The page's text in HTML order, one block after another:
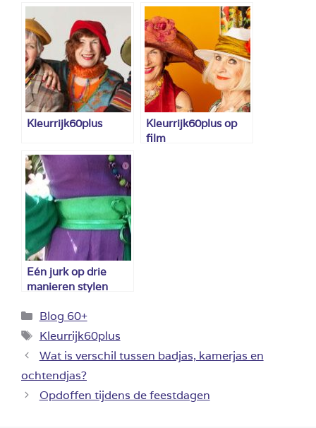
Kleurrijk60plus
Kleurrijk60plus op
film
Eén jurk op drie
manieren stylen
Categorieën
Blog 60+
Tags
Kleurrijk60plus
Wat is verschil tussen badjas, kamerjas en
ochtendjas?
Opdoffen tijdens de feestdagen